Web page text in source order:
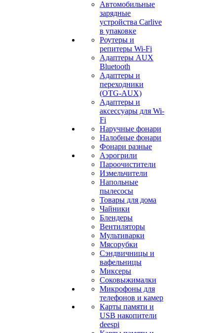
Автомобильные
зарядные
устройства Carlive
в упаковке
Роутеры и
репитеры Wi-Fi
Адаптеры AUX
Bluetooth
Адаптеры и
переходники
(OTG-AUX)
Адаптеры и
аксессуары для Wi-
Fi
Наручные фонари
Налобные фонари
Фонари разные
Аэрогрили
Пароочистители
Измельчители
Напольные
пылесосы
Товары для дома
Чайники
Блендеры
Вентиляторы
Мультиварки
Мясорубки
Сэндвичницы и
вафельницы
Миксеры
Соковыжималки
Микрофоны для
телефонов и камер
Карты памяти и
USB накопители
deespi